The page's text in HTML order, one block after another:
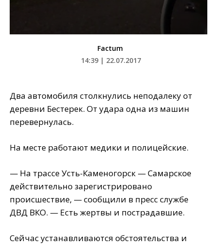
Factum
14:39 | 22.07.2017
Два автомобиля столкнулись неподалеку от
деревни Бестерек. От удара одна из машин
перевернулась.
На месте работают медики и полицейские.
— На трассе Усть-Каменогорск — Самарское
действительно зарегистрировано
происшествие, — сообщили в пресс службе
ДВД ВКО. — Есть жертвы и пострадавшие.
Сейчас устанавливаются обстоятельства и